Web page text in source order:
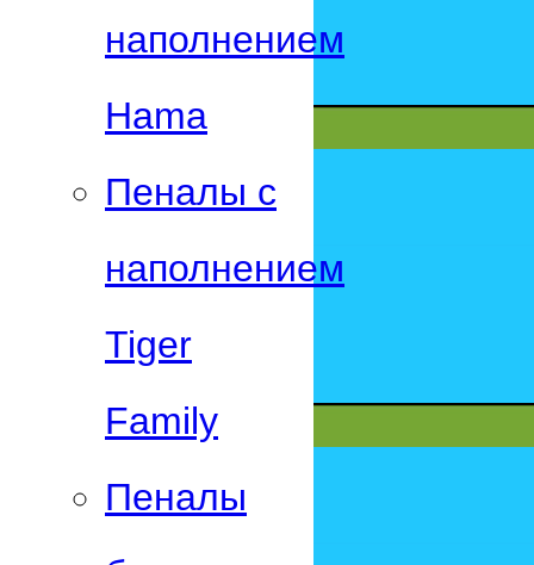
наполнением
Hama
Пеналы с
наполнением
Tiger
Family
Пеналы